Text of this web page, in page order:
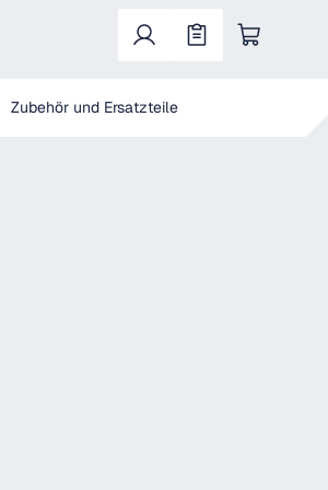
Warenkorb enthält 0 Positionen. Der
Zubehör und Ersatzteile